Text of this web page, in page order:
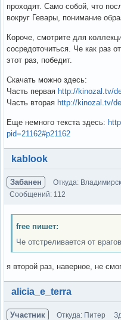
проходят. Само собой, что
вокруг Гевары, понимание
Короче, смотрите для
сосредоточиться. Че как раз
этот раз, победит.
Скачать можно здесь:
Часть первая http://kinozal.tv/
Часть вторая http://kinozal.tv/
Еще немного текста здесь:
pid=21162#p21162
Вне форума
kablook
Забанен Откуда:
Сообщений: 112
free пишет:
Че отстреливается от
я второй раз, наверное, не
Вне форума
alicia_e_terra
Участник Откуда: Питер